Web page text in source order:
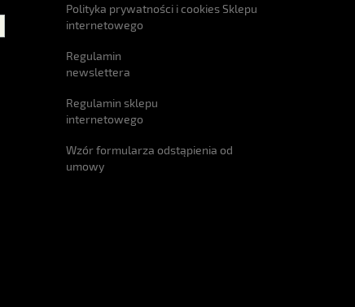
Polityka prywatności i cookies Sklepu
internetowego
Regulamin
newslettera
Regulamin sklepu
internetowego
Wzór formularza odstąpienia od
umowy